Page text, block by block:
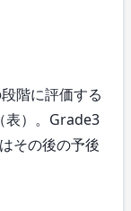
階に評価する
表）。Grade3
その後の予後